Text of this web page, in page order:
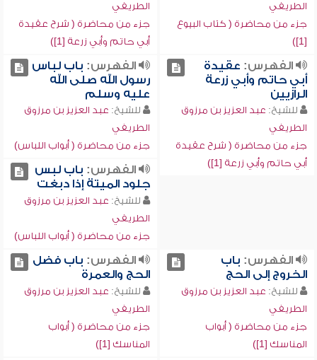
الطريفي
جزء من محاضرة ( كتاب البيوع
[1])
الطريفي
جزء من محاضرة ( شرح عقيدة
أبي حاتم وأبي زرعة [1])
الفهرس: عقيدة
أبي حاتم وأبي زرعة
الرازيين
للشيخ: عبد العزيز بن مرزوق
الطريفي
جزء من محاضرة ( شرح عقيدة
أبي حاتم وأبي زرعة [1])
الفهرس: باب لباس
رسول الله صلى الله
عليه وسلم
للشيخ: عبد العزيز بن مرزوق
الطريفي
جزء من محاضرة ( أبواب اللباس)
الفهرس: باب لبس
جلود الميتة إذا دبغت
للشيخ: عبد العزيز بن مرزوق
الطريفي
جزء من محاضرة ( أبواب اللباس)
الفهرس: باب
الخروج إلى الحج
للشيخ: عبد العزيز بن مرزوق
الطريفي
جزء من محاضرة ( أبواب
المناسك [1])
الفهرس: باب فضل
الحج والعمرة
للشيخ: عبد العزيز بن مرزوق
الطريفي
جزء من محاضرة ( أبواب
المناسك [1])